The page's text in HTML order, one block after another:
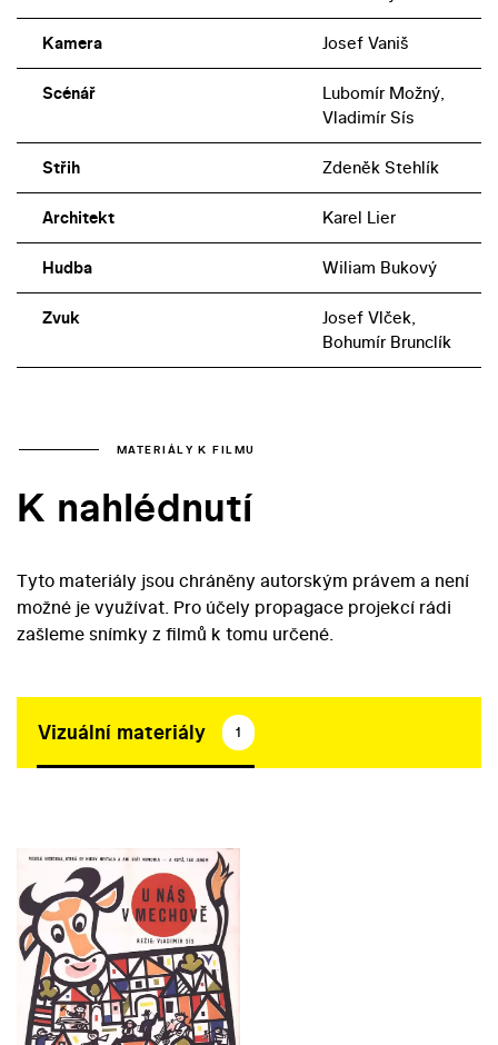
Kamera Josef Vaniš
Scénář
Lubomír Možný,
Vladimír Sís
Střih Zdeněk Stehlík
Architekt Karel Lier
Hudba Wiliam Bukový
Zvuk
Josef Vlček,
Bohumír Brunclík
MATERIÁLY K FILMU
K nahlédnutí
Tyto materiály jsou chráněny autorským právem a není
možné je využívat. Pro účely propagace projekcí rádi
zašleme snímky z filmů k tomu určené.
Vizuální materiály 1